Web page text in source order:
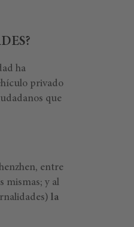
ha
privado
que
entre
mismas; y al
la